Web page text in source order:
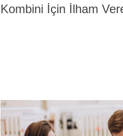
Kombini İçin İlham